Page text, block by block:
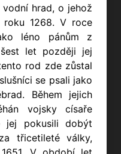
hrad, o jehož
1268. V roce
léno pánům z
let později jej
rod zde zůstal
se psali jako
Během jejich
vojsky císaře
jej pokusili dobýt
třicetileté války,